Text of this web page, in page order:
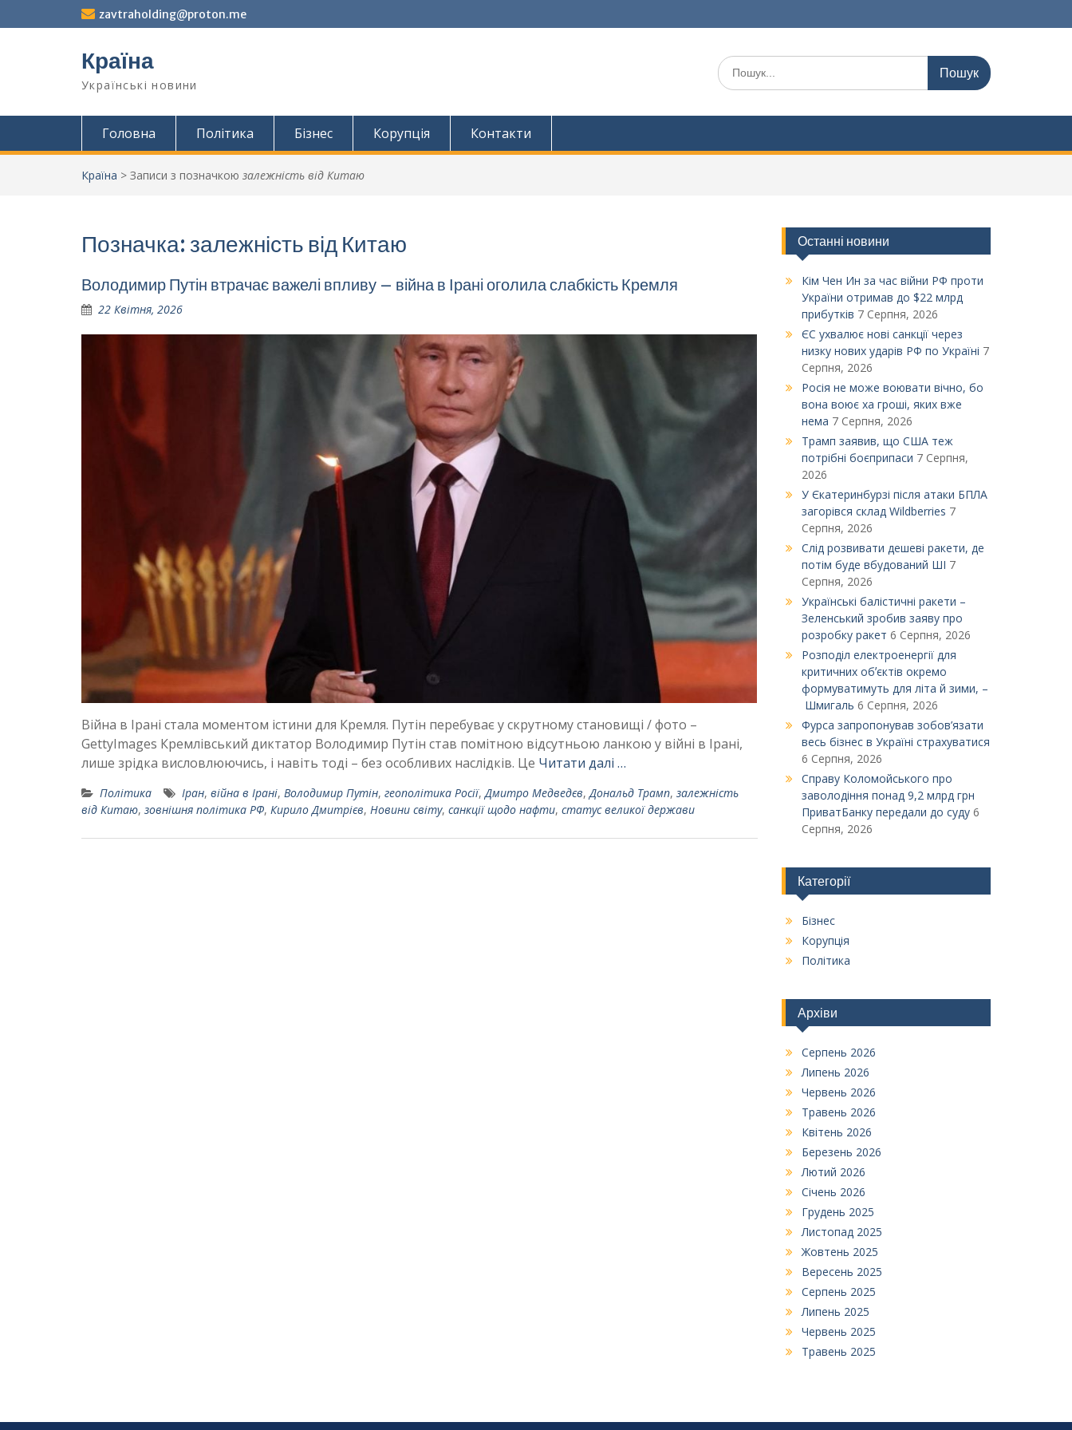
до
zavtraholding@proton.me
Країна
Українські новини
Шукати:
Головна Політика Бізнес Корупція Контакти
Країна > Записи з позначкою залежність від Китаю
Позначка: залежність від Китаю
Володимир Путін втрачає важелі впливу – війна в Ірані оголила слабкість Кремля
22 Квітня, 2026
Війна в Ірані стала моментом істини для Кремля. Путін перебуває у скрутному становищі / фото –
GettyImages Кремлівський диктатор Володимир Путін став помітною відсутньою ланкою у війні в Ірані,
лише зрідка висловлюючись, і навіть тоді – без особливих наслідків. Це Читати далі …
Політика Іран, війна в Ірані, Володимир Путін, геополітика Росії, Дмитро Медведєв, Дональд Трамп, залежність
від Китаю, зовнішня політика РФ, Кирило Дмитрієв, Новини світу, санкції щодо нафти, статус великої держави
Останні новини
Кім Чен Ин за час війни РФ проти
України отримав до $22 млрд
прибутків 7 Серпня, 2026
ЄС ухвалює нові санкції через
низку нових ударів РФ по Україні 7
Серпня, 2026
Росія не може воювати вічно, бо
вона воює ха гроші, яких вже
нема 7 Серпня, 2026
Трамп заявив, що США теж
потрібні боєприпаси 7 Серпня,
2026
У Єкатеринбурзі після атаки БПЛА
загорівся склад Wildberries 7
Серпня, 2026
Слід розвивати дешеві ракети, де
потім буде вбудований ШІ 7
Серпня, 2026
Українські балістичні ракети –
Зеленський зробив заяву про
розробку ракет 6 Серпня, 2026
Розподіл електроенергії для
критичних обʼєктів окремо
формуватимуть для літа й зими, –
Шмигаль 6 Серпня, 2026
Фурса запропонував зобов’язати
весь бізнес в Україні страхуватися
6 Серпня, 2026
Справу Коломойського про
заволодіння понад 9,2 млрд грн
ПриватБанку передали до суду 6
Серпня, 2026
Категорії
Бізнес
Корупція
Політика
Архіви
Серпень 2026
Липень 2026
Червень 2026
Травень 2026
Квітень 2026
Березень 2026
Лютий 2026
Січень 2026
Грудень 2025
Листопад 2025
Жовтень 2025
Вересень 2025
Серпень 2025
Липень 2025
Червень 2025
Травень 2025